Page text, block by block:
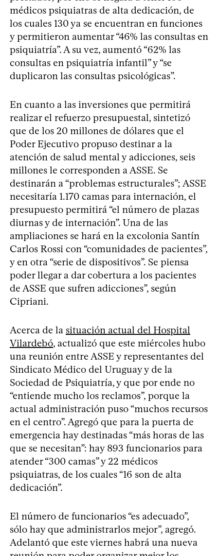
médicos psiquiatras de alta dedicación, de
los cuales 130 ya se encuentran en funciones
y permitieron aumentar “46% las consultas en
psiquiatría”. A su vez, aumentó “62% las
consultas en psiquiatría infantil” y “se
duplicaron las consultas psicológicas”.
En cuanto a las inversiones que permitirá
realizar el refuerzo presupuestal, sintetizó
que de los 20 millones de dólares que el
Poder Ejecutivo propuso destinar a la
atención de salud mental y adicciones, seis
millones le corresponden a ASSE. Se
destinarán a “problemas estructurales”; ASSE
necesitaría 1.170 camas para internación, el
presupuesto permitirá “el número de plazas
diurnas y de internación”. Una de las
ampliaciones se hará en la excolonia Santín
Carlos Rossi con “comunidades de pacientes”,
y en otra “serie de dispositivos”. Se piensa
poder llegar a dar cobertura a los pacientes
de ASSE que sufren adicciones”, según
Cipriani.
Acerca de la situación actual del Hospital
Vilardebó, actualizó que este miércoles hubo
una reunión entre ASSE y representantes del
Sindicato Médico del Uruguay y de la
Sociedad de Psiquiatría, y que por ende no
“entiende mucho los reclamos”, porque la
actual administración puso “muchos recursos
en el centro”. Agregó que para la puerta de
emergencia hay destinadas “más horas de las
que se necesitan”: hay 893 funcionarios para
atender “300 camas” y 22 médicos
psiquiatras, de los cuales “16 son de alta
dedicación”.
El número de funcionarios “es adecuado”,
sólo hay que administrarlos mejor”, agregó.
Adelantó que este viernes habrá una nueva